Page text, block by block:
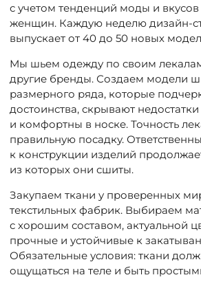
с учетом тенденций моды и
женщин. Каждую неделю дизайн-
выпускает от 40 до 50 новых
Мы шьем одежду по своим
другие бренды. Создаем модели
размерного ряда, которые
достоинства, скрывают
и комфортны в носке. Точность
правильную посадку.
к конструкции изделий
из которых они сшиты.
Закупаем ткани у проверенных
текстильных фабрик. Выбираем
с хорошим составом, актуальной
прочные и устойчивые к
Обязательные условия: ткани
ощущаться на теле и быть